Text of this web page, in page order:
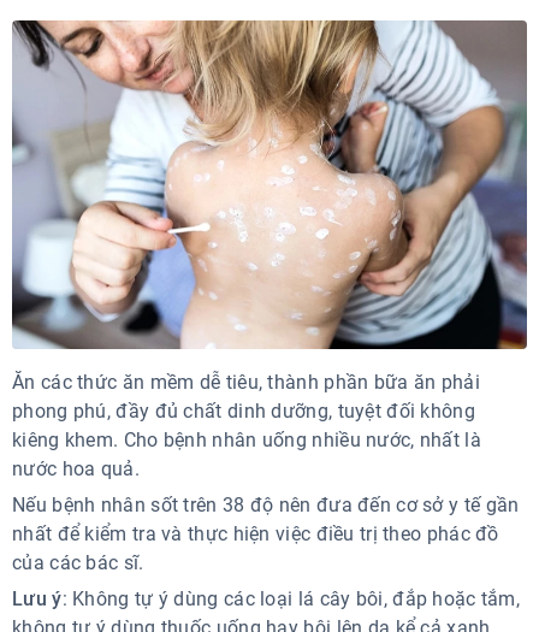
Ăn các thức ăn mềm dễ tiêu, thành phần bữa ăn phải
phong phú, đầy đủ chất dinh dưỡng, tuyệt đối không
kiêng khem. Cho bệnh nhân uống nhiều nước, nhất là
nước hoa quả.
Nếu bệnh nhân sốt trên 38 độ nên đưa đến cơ sở y tế gần
nhất để kiểm tra và thực hiện việc điều trị theo phác đồ
của các bác sĩ.
Lưu ý: Không tự ý dùng các loại lá cây bôi, đắp hoặc tắm,